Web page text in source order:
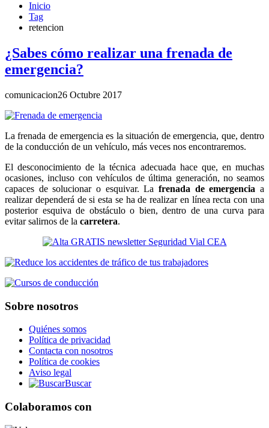
Inicio
Tag
retencion
¿Sabes cómo realizar una frenada de
emergencia?
comunicacion26 Octubre 2017
La frenada de emergencia es la situación de emergencia, que, dentro
de la conducción de un vehículo, más veces nos encontraremos.
El desconocimiento de la técnica adecuada hace que, en muchas
ocasiones, incluso con vehículos de última generación, no seamos
capaces de solucionar o esquivar. La frenada de emergencia a
realizar dependerá de si esta se ha de realizar en línea recta con una
posterior esquiva de obstáculo o bien, dentro de una curva para
evitar salirnos de la carretera.
Sobre nosotros
Quiénes somos
Política de privacidad
Contacta con nosotros
Política de cookies
Aviso legal
Buscar
Colaboramos con